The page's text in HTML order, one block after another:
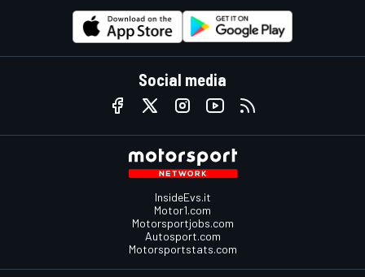
Social media
InsideEvs.it
Motor1.com
Motorsportjobs.com
Autosport.com
Motorsportstats.com